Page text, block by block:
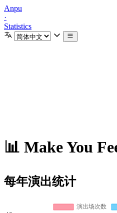
Anpu
·
Statistics
📊 Make You
每年演出统计